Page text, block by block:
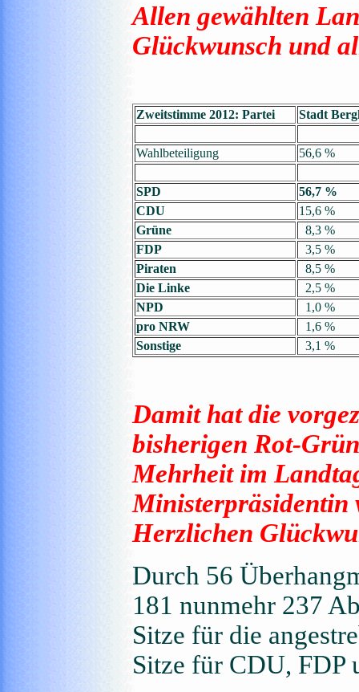
Allen gewählten
Glückwunsch und
Zweitstimme 2012: Partei Stadt
Wahlbeteiligung 56,6 %
SPD
56,7 %
CDU
15,6 %
Grüne
8,3 %
FDP
3,5 %
Piraten
8,5 %
Die Linke
2,5 %
NPD
1,0 %
pro NRW
1,6 %
Sonstige
3,1 %
Damit hat die
bisherigen Rot-
Mehrheit im
Ministerpräsidentin
Herzlichen
Durch 56
181 nunmehr 237
Sitze für die
Sitze für CDU, FDP